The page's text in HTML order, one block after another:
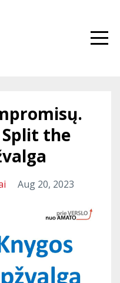
the
Aug 20, 2023